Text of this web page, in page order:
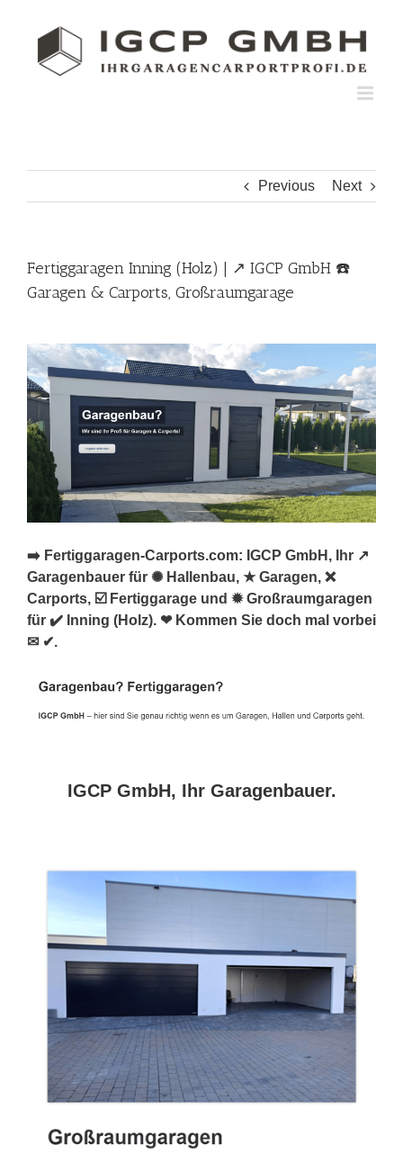
Previous Next
Fertiggaragen Inning (Holz) | ↗️ IGCP GmbH ☎️
Garagen & Carports, Großraumgarage
➡️ Fertiggaragen-Carports.com: IGCP GmbH, Ihr ↗️
Garagenbauer für ✺ Hallenbau, ★ Garagen, ❌
Carports, ☑️ Fertiggarage und ✹ Großraumgaragen
für ✔️ Inning (Holz). ❤ Kommen Sie doch mal vorbei
✉ ✔.
IGCP GmbH, Ihr Garagenbauer.